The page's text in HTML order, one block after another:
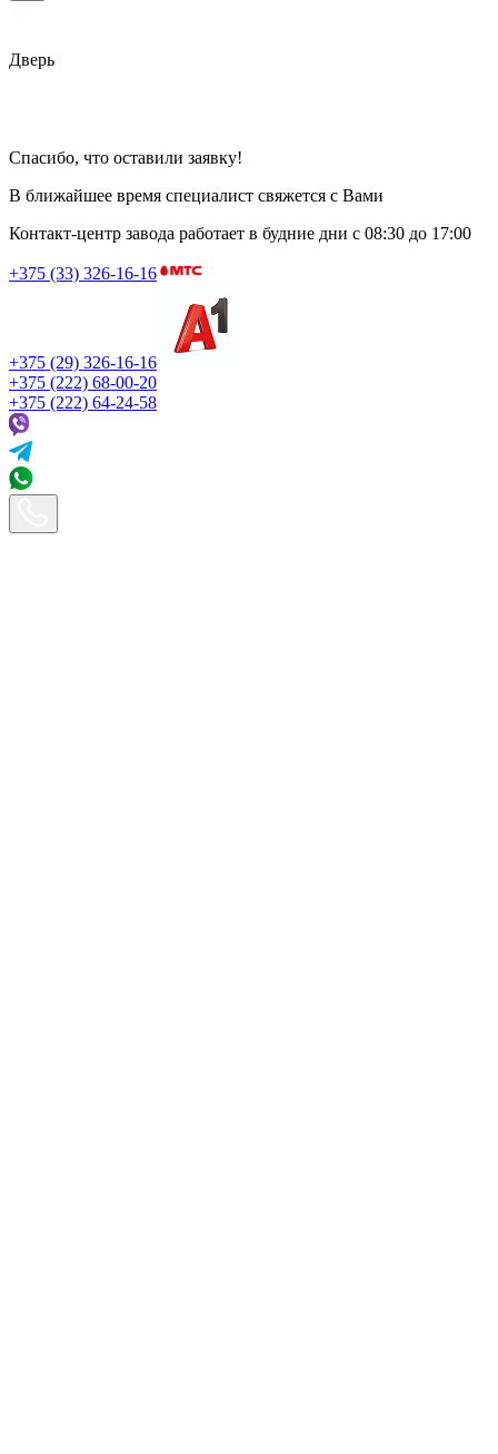
Дверь
Спасибо, что оставили заявку!
В ближайшее время специалист свяжется с Вами
Контакт-центр завода работает в будние дни с 08:30 до 17:00
+375 (33) 326-16-16
+375 (29) 326-16-16
+375 (222) 68-00-20
+375 (222) 64-24-58